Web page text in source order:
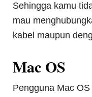
Sehingga kamu
mau
kabel maupun
Mac OS
Pengguna Mac